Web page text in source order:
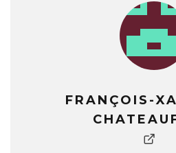
FRANÇOIS-